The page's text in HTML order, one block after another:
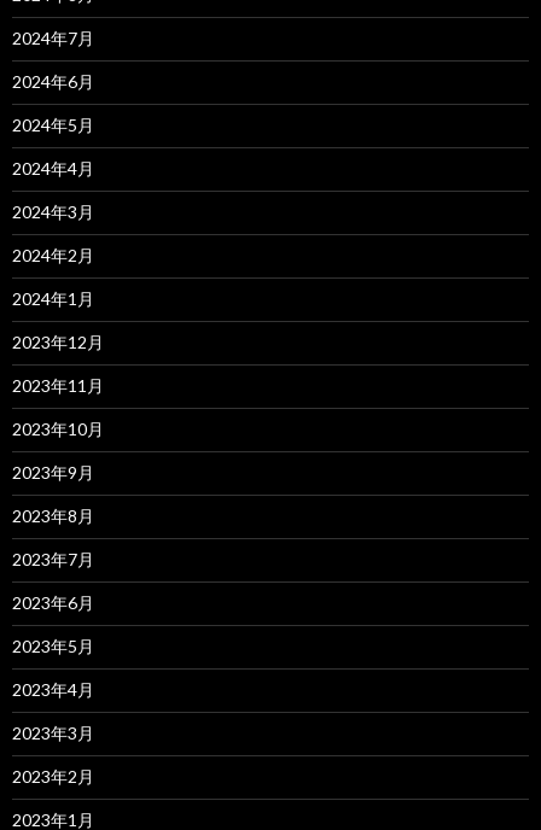
2024年7月
2024年6月
2024年5月
2024年4月
2024年3月
2024年2月
2024年1月
2023年12月
2023年11月
2023年10月
2023年9月
2023年8月
2023年7月
2023年6月
2023年5月
2023年4月
2023年3月
2023年2月
2023年1月